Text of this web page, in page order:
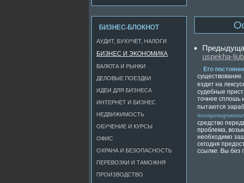
uspekha-
Его
существование.
ездит на
судебные
точнее сплошь
пытаются
средство
проблема,
необходимо
сегодня
ссылке. Вы без
БИЗНЕС-БЛОКНОТ
АУДИТ, БУХУЧЕТ, НАЛОГИ
БИЗНЕС И ЭКОНОМИКА
ВАЛЮТА И РЫНКИ
ДЕЛОВЫЕ ПОЕЗДКИ
ИДЕИ ДЛЯ БИЗНЕСА
ИНТЕРНЕТ И БИЗНЕС
НЕДВИЖИМОСТЬ
ОБУЧЕНИЕ И КУРСЫ
ОФИС
ОХРАНА И БЕЗОПАСНОСТЬ
ПЕРЕВОЗКИ И ТАМОЖНЯ
ПРОИЗВОДСТВО